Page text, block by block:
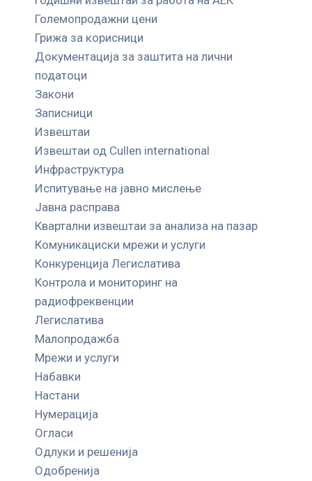
Големопродажни цени
Грижа за корисници
Документација за заштита на лични
податоци
Закони
Записници
Извештаи
Извештаи од Cullen international
Инфраструктура
Испитување на јавно мислење
Јавна расправа
Квартални извештаи за анализа на пазар
Комуникациски мрежи и услуги
Конкуренција Легислатива
Контрола и мониторинг на
радиофреквенции
Легислатива
Малопродажба
Мрежи и услуги
Набавки
Настани
Нумерација
Огласи
Одлуки и решенија
Одобренија